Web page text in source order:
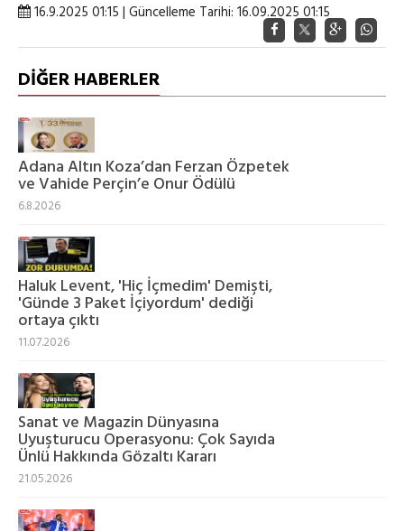
16.9.2025 01:15 | Güncelleme Tarihi: 16.09.2025 01:15
DİĞER HABERLER
Adana Altın Koza’dan Ferzan Özpetek
ve Vahide Perçin’e Onur Ödülü
6.8.2026
Haluk Levent, 'Hiç İçmedim' Demişti,
'Günde 3 Paket İçiyordum' dediği
ortaya çıktı
11.07.2026
Sanat ve Magazin Dünyasına
Uyuşturucu Operasyonu: Çok Sayıda
Ünlü Hakkında Gözaltı Kararı
21.05.2026